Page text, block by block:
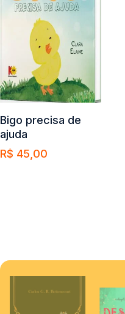
Bigo precisa de
ajuda
R$ 45,00